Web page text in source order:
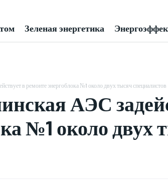
Зеленая энергетика
в ремонте энергоблока №1 около двух тысяч специалистов
АЭС
№1 около двух